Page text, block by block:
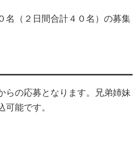
名（２日間合計４０名）の募集
らの応募となります。兄弟姉妹
可能です。